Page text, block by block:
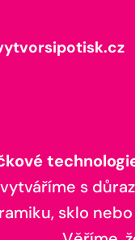
s
sklo